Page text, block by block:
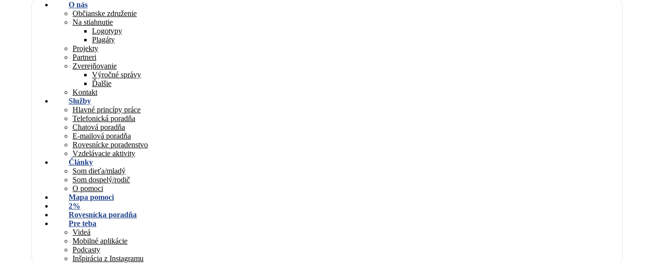
O nás
Občianske združenie
Na stiahnutie
Logotypy
Plagáty
Projekty
Partneri
Zverejňovanie
Výročné správy
Ďalšie
Kontakt
Služby
Hlavné princípy práce
Telefonická poradňa
Chatová poradňa
E-mailová poradňa
Rovesnícke poradenstvo
Vzdelávacie aktivity
Články
Som dieťa/mladý
Som dospelý/rodič
O pomoci
Mapa pomoci
2%
Rovesnícka poradňa
Pre teba
Videá
Mobilné aplikácie
Podcasty
Inšpirácia z Instagramu